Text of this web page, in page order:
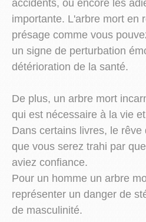
accidents, ou encore les
importante. L'arbre mort en
présage comme vous
un signe de perturbation
détérioration de la santé.
De plus, un arbre mort
qui est nécessaire à la vie
Dans certains livres, le
que vous serez trahi par
aviez confiance.
Pour un homme un arbre
représenter un danger de
de masculinité.